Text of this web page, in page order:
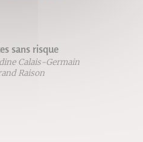
risque
Germain